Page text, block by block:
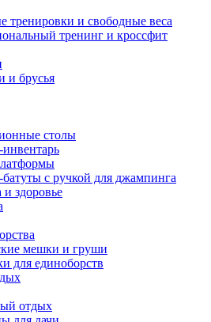
тренировки и свободные веса
тренинг и кроссфит
и брусья
столы
с ручкой для джампинга
и здоровье
мешки и груши
для единоборств
отдых